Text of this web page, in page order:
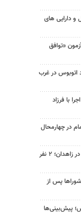
دارایی های
«توافق
اتوبوس در غرب
با فرزاد
در چهارمحال
حمله مسلحانه به قهوه‌خانه‌ای در زاهدان؛ ۲ نفر
پس از
پیش‌بینی‌ها